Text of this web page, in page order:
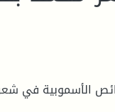
الأسموبية في